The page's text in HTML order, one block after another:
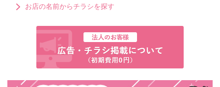
お店の名前からチラシを探す